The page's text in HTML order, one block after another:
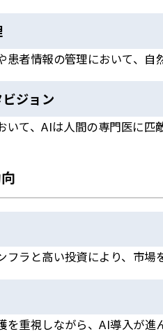
患者情報の管理において、
ジョン
いて、AIは人間の専門医に
フラと高い投資により、市場
重視しながら、AI導入が進